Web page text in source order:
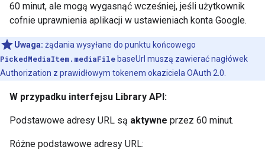
60 minut, ale mogą wygasnąć wcześniej, jeśli użytkownik
cofnie uprawnienia aplikacji w ustawieniach konta Google.
Uwaga: żądania wysyłane do punktu końcowego
PickedMediaItem.mediaFile baseUrl muszą zawierać nagłówek
Authorization z prawidłowym tokenem okaziciela OAuth 2.0.
W przypadku interfejsu Library API:
Podstawowe adresy URL są aktywne przez 60 minut.
Różne podstawowe adresy URL: